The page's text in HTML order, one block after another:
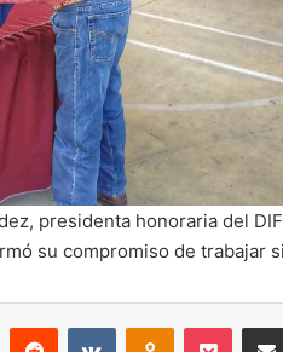
presidenta honoraria del
su compromiso de trabajar
PinterestReddit VKontakteOdnoklassniki
Pocket